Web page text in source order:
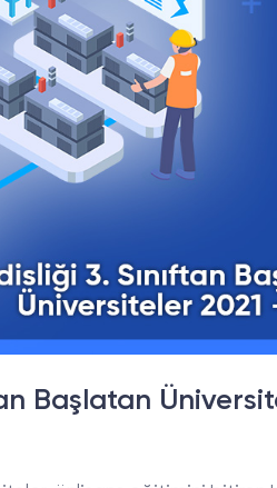
Başlatan